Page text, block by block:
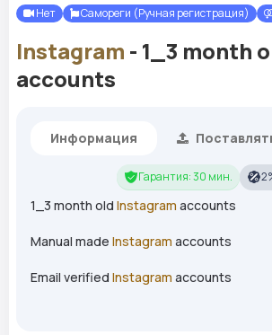
Нет Самореги (Ручная регистрация)
Instagram - 1_3 month
accounts
Информация
Гарантия: 30 мин.
1_3 month old Instagram accounts
Manual made Instagram accounts
Email verified Instagram accounts